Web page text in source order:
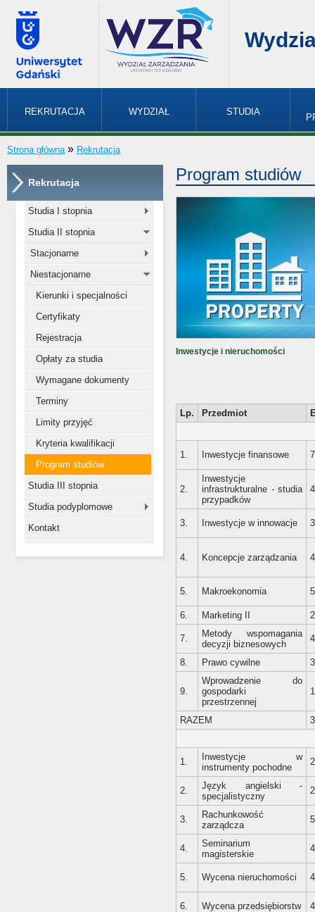
REKRUTACJA WYDZIAŁ STUDIA
Strona główna » Rekrutacja
Rekrutacja
Studia I stopnia
Studia II stopnia
Stacjonarne
Niestacjonarne
Kierunki i specjalności
Certyfikaty
Rejestracja
Opłaty za studia
Wymagane dokumenty
Terminy
Limity przyjęć
Kryteria kwalifikacji
Program studiów
Studia III stopnia
Studia podyplomowe
Kontakt
Program studiów
Inwestycje i nieruchomości
Lp. Przedmiot
1. Inwestycje finansowe 7
2.
Inwestycje
infrastrukturalne - studia
przypadków
4
3. Inwestycje w innowacje 3
4. Koncepcje zarządzania 4
5. Makroekonomia 5
6. Marketing II 2
7.
Metody wspomagania
decyzji biznesowych
4
8. Prawo cywilne 3
9.
Wprowadzenie do
gospodarki
przestrzennej
1
RAZEM
1.
Inwestycje w
instrumenty pochodne
2
2.
Język angielski -
specjalistyczny
2
3.
Rachunkowość
zarządcza
5
4.
Seminarium
magisterskie
4
5. Wycena nieruchomości 4
6. Wycena przedsiębiorstw 4